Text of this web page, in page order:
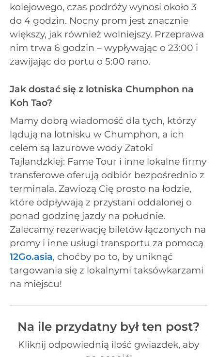
kolejowego, czas podróży wynosi około 3
do 4 godzin. Nocny prom jest znacznie
większy, jak również wolniejszy. Przeprawa
nim trwa 6 godzin – wypływając o 23:00 i
zawijając do portu o 5:00 rano.
Jak dostać się z lotniska Chumphon na
Koh Tao?
Mamy dobrą wiadomość dla tych, którzy
lądują na lotnisku w Chumphon, a ich
celem są lazurowe wody Zatoki
Tajlandzkiej: Fame Tour i inne lokalne firmy
transferowe oferują odbiór bezpośrednio z
terminala. Zawiozą Cię prosto na łodzie,
które odpływają z przystani oddalonej o
ponad godzinę jazdy na południe.
Zalecamy rezerwację biletów łączonych na
promy i inne usługi transportu za pomocą
12Go.asia, choćby po to, by uniknąć
targowania się z lokalnymi taksówkarzami
na miejscu!
Na ile przydatny był ten post?
Kliknij odpowiednią ilość gwiazdek, aby